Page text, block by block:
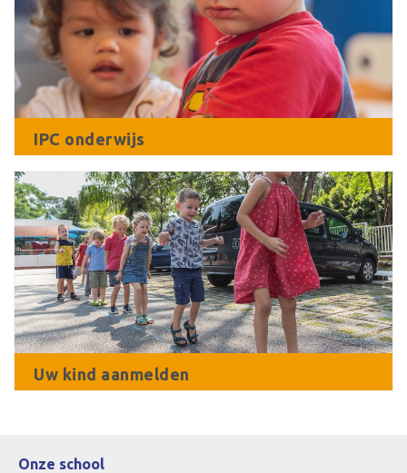
IPC onderwijs
Uw kind aanmelden
Onze school